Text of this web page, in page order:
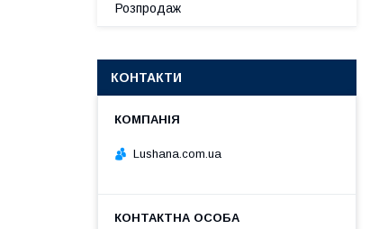
Розпродаж
КОНТАКТИ
Lushana.com.ua